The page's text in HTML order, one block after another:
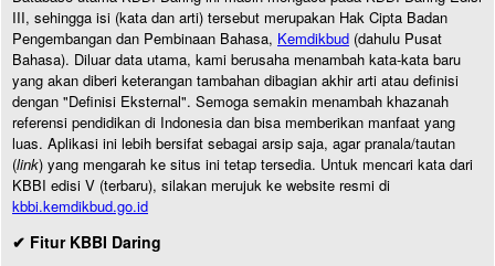
III, sehingga isi (kata dan arti) tersebut merupakan Hak Cipta Badan
Pengembangan dan Pembinaan Bahasa, Kemdikbud (dahulu Pusat
Bahasa). Diluar data utama, kami berusaha menambah kata-kata baru
yang akan diberi keterangan tambahan dibagian akhir arti atau definisi
dengan "Definisi Eksternal". Semoga semakin menambah khazanah
referensi pendidikan di Indonesia dan bisa memberikan manfaat yang
luas. Aplikasi ini lebih bersifat sebagai arsip saja, agar pranala/tautan
(link) yang mengarah ke situs ini tetap tersedia. Untuk mencari kata dari
KBBI edisi V (terbaru), silakan merujuk ke website resmi di
kbbi.kemdikbud.go.id
✔ Fitur KBBI Daring